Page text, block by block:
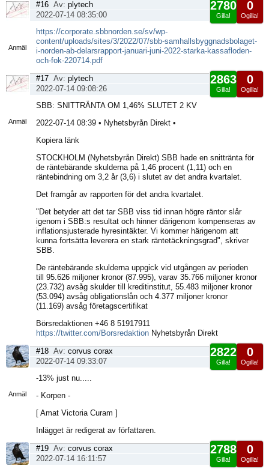
Anmäl
0
Ogilla!
2780
Gilla!
#16 Av: plytech
2022-07-14 08:35:00
https://corporate.sbbnorden.se/sv/wp-
content/uploads/sites/3/2022/07/sbb-samhallsbyggnadsbolaget-
i-norden-ab-delarsrapport-januari-juni-2022-starka-kassafloden-
och-fok-220714.pdf
Anmäl
0
Ogilla!
2863
Gilla!
#17 Av: plytech
2022-07-14 09:08:26
SBB: SNITTRÄNTA OM 1,46% SLUTET 2 KV
2022-07-14 08:39 • Nyhetsbyrån Direkt •
Kopiera länk
STOCKHOLM (Nyhetsbyrån Direkt) SBB hade en snittränta för
de räntebärande skulderna på 1,46 procent (1,11) och en
räntebindning om 3,2 år (3,6) i slutet av det andra kvartalet.
Det framgår av rapporten för det andra kvartalet.
"Det betyder att det tar SBB viss tid innan högre räntor slår
igenom i SBB:s resultat och hinner därigenom kompenseras av
inflationsjusterade hyresintäkter. Vi kommer härigenom att
kunna fortsätta leverera en stark räntetäckningsgrad", skriver
SBB.
De räntebärande skulderna uppgick vid utgången av perioden
till 95.626 miljoner kronor (87.995), varav 35.766 miljoner kronor
(23.732) avsåg skulder till kreditinstitut, 55.483 miljoner kronor
(53.094) avsåg obligationslån och 4.377 miljoner kronor
(11.169) avsåg företagscertifikat
Börsredaktionen +46 8 51917911
https://twitter.com/Borsredaktion Nyhetsbyrån Direkt
Anmäl
0
Ogilla!
2822
Gilla!
#18 Av: corvus corax
2022-07-14 09:33:07
-13% just nu.....
- Korpen -
[ Amat Victoria Curam ]
Inlägget är redigerat av författaren.
0
Ogilla!
2788
Gilla!
#19 Av: corvus corax
2022-07-14 16:11:57